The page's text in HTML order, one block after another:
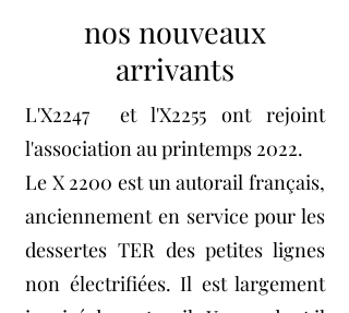
nos nouveaux
arrivants
L'X2247 et l'X2255 ont rejoint
l'association au printemps 2022.
Le X 2200 est unautorail français,
anciennement en service pour les
dessertes TERdes petites lignes
non électrifiées. Il est largement